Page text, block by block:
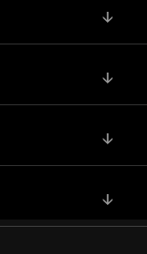
↓
↓
↓
↓